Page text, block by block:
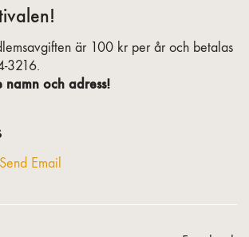
är 100 kr per år och betalas
3216.
och adress!
Send Email